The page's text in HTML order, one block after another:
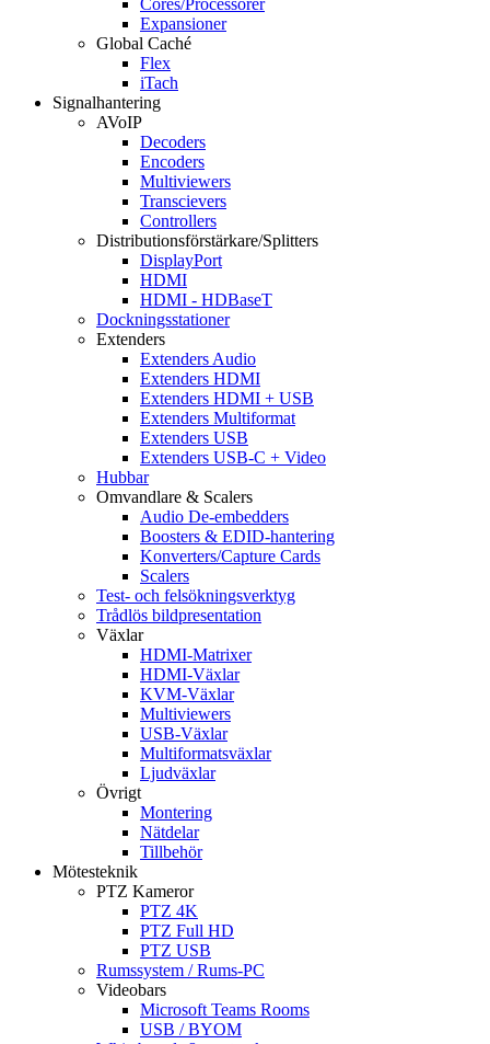
Cores/Processorer
Expansioner
Global Caché
Flex
iTach
Signalhantering
AVoIP
Decoders
Encoders
Multiviewers
Transcievers
Controllers
Distributionsförstärkare/Splitters
DisplayPort
HDMI
HDMI - HDBaseT
Dockningsstationer
Extenders
Extenders Audio
Extenders HDMI
Extenders HDMI + USB
Extenders Multiformat
Extenders USB
Extenders USB-C + Video
Hubbar
Omvandlare & Scalers
Audio De-embedders
Boosters & EDID-hantering
Konverters/Capture Cards
Scalers
Test- och felsökningsverktyg
Trådlös bildpresentation
Växlar
HDMI-Matrixer
HDMI-Växlar
KVM-Växlar
Multiviewers
USB-Växlar
Multiformatsväxlar
Ljudväxlar
Övrigt
Montering
Nätdelar
Tillbehör
Mötesteknik
PTZ Kameror
PTZ 4K
PTZ Full HD
PTZ USB
Rumssystem / Rums-PC
Videobars
Microsoft Teams Rooms
USB / BYOM